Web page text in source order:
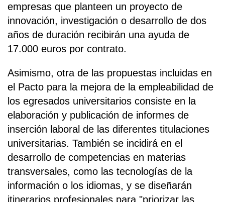
empresas que planteen un proyecto de
innovación, investigación o desarrollo de dos
años de duración recibirán una ayuda de
17.000 euros por contrato.
Asimismo, otra de las propuestas incluidas en
el Pacto para la mejora de la empleabilidad de
los egresados universitarios consiste en la
elaboración y publicación de informes de
inserción laboral de las diferentes titulaciones
universitarias. También se incidirá en el
desarrollo de competencias en materias
transversales, como las tecnologías de la
información o los idiomas, y se diseñarán
itinerarios profesionales para "priorizar las